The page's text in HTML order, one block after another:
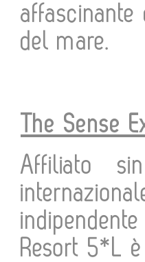
del mare.
The Sense
Affiliato
Resort 5*L